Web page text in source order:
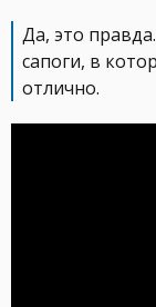
Да, это
сапоги, в
отлично.